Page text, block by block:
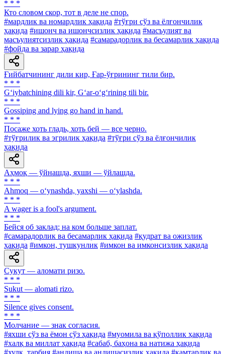
* * *
Кто словом скор, тот в деле не спор.
#мардлик ва номардлик ҳақида #тўғри сўз ва ёлғончилик
ҳақида #ишонч ва ишончсизлик ҳақида #масъулият ва
масъулиятсизлик ҳақида #самарадорлик ва бесамарлик ҳақида
#фойда ва зарар ҳақида
Ғийбатчининг дили кир, Ғар-ўғрининг тили бир.
* * *
G‘iybatchining dili kir, G‘ar-o‘g‘rining tili bir.
* * *
Gossiping and lying go hand in hand.
* * *
Посаже хоть гладь, хоть бей — все черно.
#тўғрилик ва эгрилик ҳақида #тўғри сўз ва ёлғончилик
ҳақида
Аҳмоқ — ўйнашда, яхши — ўйлашда.
* * *
Ahmoq — o‘ynashda, yaxshi — o‘ylashda.
* * *
A wager is a fool's argument.
* * *
Бейся об заклад; на ком больше заплат.
#самарадорлик ва бесамарлик ҳақида #қудрат ва ожизлик
ҳақида #имкон, тушкунлик #имкон ва имконсизлик ҳақида
Сукут — аломати ризо.
* * *
Sukut — alomati rizo.
* * *
Silence gives consent.
* * *
Молчание — знак согласия.
#яхши сўз ва ёмон сўз ҳақида #муомила ва қўполлик ҳақида
#халқ ва миллат ҳақида #сабаб, баҳона ва натижа ҳақида